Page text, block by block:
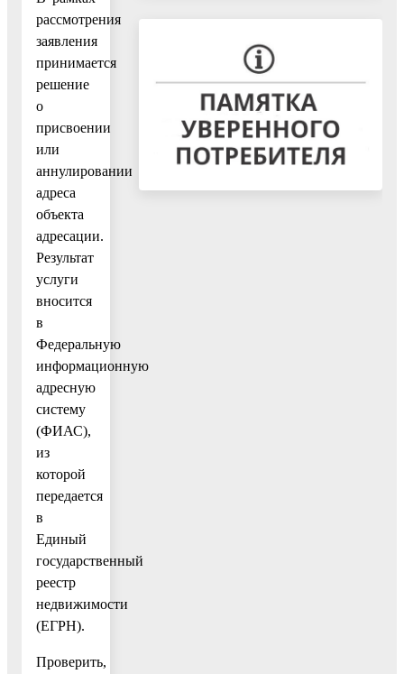
рассмотрения
заявления
принимается
решение
о
присвоении
или
аннулировании
адреса
объекта
адресации.
Результат
услуги
вносится
в
Федеральную
информационную
адресную
систему
(ФИАС),
из
которой
передается
в
Единый
государственный
реестр
недвижимости
(ЕГРН).
Проверить,